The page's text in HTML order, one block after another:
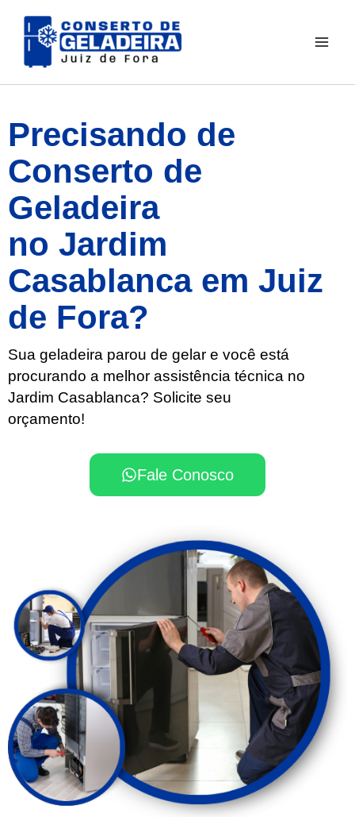
para
Precisando de
Conserto de
Geladeira
no Jardim
Casablanca em Juiz
de Fora?
Sua geladeira parou de gelar e você está
procurando a melhor assistência técnica no
Jardim Casablanca? Solicite seu
orçamento!
Fale Conosco